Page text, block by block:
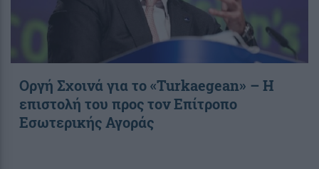
Οργή Σχοινά για το «Turkaegean» – Η
επιστολή του προς τον Επίτροπο
Εσωτερικής Αγοράς